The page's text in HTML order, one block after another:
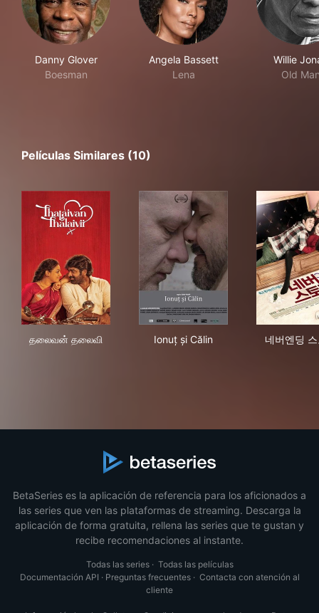
Danny Glover
Boesman
Angela Bassett
Lena
Willie
Old
Películas Similares (10)
தலைவன் தலைவி Ionuț și Călin 네버엔딩
BetaSeries es la aplicación de referencia para los aficionados a
las series que ven las plataformas de streaming. Descarga la
aplicación de forma gratuita, rellena las series que te gustan y
recibe recomendaciones al instante.
Todas las series· Todas las películas
Documentación API · Preguntas frecuentes· Contacta con atención al
cliente